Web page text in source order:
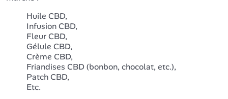
Huile CBD,
Infusion CBD,
Fleur CBD,
Gélule CBD,
Crème CBD,
Friandises CBD (bonbon, chocolat, etc.),
Patch CBD,
Etc.